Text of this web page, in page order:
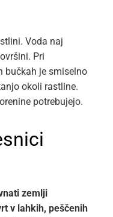
Voda naj
Pri
bučkah je smiselno
okoli rastline.
potrebujejo.
zemlji
v lahkih, peščenih